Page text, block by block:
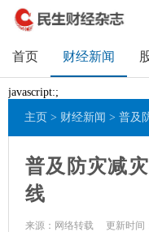
首页 财经新闻
javascript:;
主页 > 财经新闻 > 普及
普及防灾减
线
来源：网络转载 更新时间